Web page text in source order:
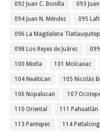
092 Juan C. Bonilla 093
094 Juan N. Méndez 095
096 La Magdalena
098 Los Reyes de Juárez
100 Mixtla 101 Molcaxac
104 Nealtican 105 Nicolás
106 Nopalucan 107
110 Oriental 111 Pahuatlán
113 Pantepec 114